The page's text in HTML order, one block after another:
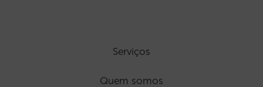
Serviços
Quem somos